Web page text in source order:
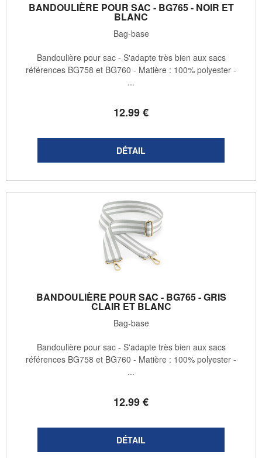
BANDOULIÈRE POUR SAC - BG765 - NOIR ET
BLANC
Bag-base
12.99€
Bandoulière pour sac - S'adapte très bien aux sacs
références BG758 et BG760 - Matière : 100% polyester -
...
BANDOULIÈRE POUR SAC - BG765 - GRIS
CLAIR ET BLANC
Bag-base
12.99€
Bandoulière pour sac - S'adapte très bien aux sacs
références BG758 et BG760 - Matière : 100% polyester -
...